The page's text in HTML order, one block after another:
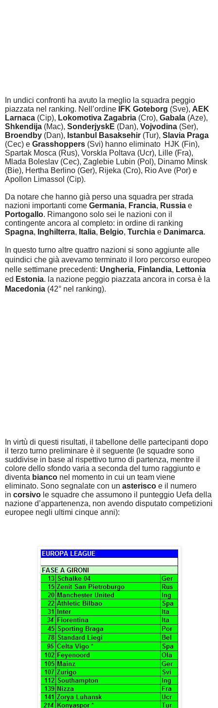
In undici confronti ha avuto la meglio la squadra peggio
piazzata nel ranking. Nell’ordine
IFK Goteborg (Sve), AEK
Larnaca (Cip), Lokomotiva Zagabria (Cro), Gabala (Aze),
Shkendija (Mac), SonderjyskE (Dan), Vojvodina (Ser),
Broendby (Dan), Istanbul Basaksehir (Tur), Slavia Praga
(Cec) e Grasshoppers (Svi) hanno eliminato HJK (Fin),
Spartak Mosca (Rus), Vorskla Poltava (Ucr), Lille (Fra),
Mlada Boleslav (Cec), Zaglebie Lubin (Pol), Dinamo Minsk
(Bie), Hertha Berlino (Ger), Rijeka (Cro), Rio Ave (Por) e
Apollon Limassol (Cip).
Da notare che hanno già perso una squadra per strada
nazioni importanti come Germania, Francia, Russia e
Portogallo. Rimangono solo sei le nazioni con il
contingente ancora al completo: in ordine di ranking
Spagna, Inghilterra, Italia, Belgio, Turchia e Danimarca.
In questo turno altre quattro nazioni si sono aggiunte alle
quindici che già avevamo terminato il loro percorso europeo
nelle settimane precedenti: Ungheria, Finlandia, Lettonia
ed Estonia. la nazione peggio piazzata ancora in corsa è la
Macedonia (42° nel ranking).
In virtù di questi risultati, il tabellone delle partecipanti dopo
il terzo turno preliminare è il seguente ( le squadre sono
suddivise in base al rispettivo turno di partenza, mentre il
colore dello sfondo varia a seconda del turno raggiunto e
diventa bianco nel momento in cui un team viene
eliminato. Sono segnalate con un asterisco e il numero
in corsivo le squadre che assumono il punteggio Uefa della
nazione d’appartenenza, non avendo disputato competizioni
europee negli ultimi cinque anni):